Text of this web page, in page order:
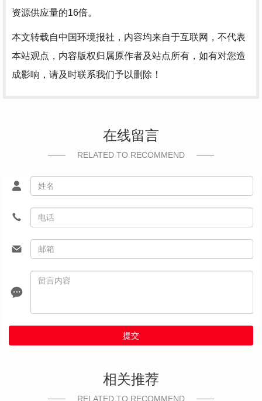
资源供应量的16倍。
本文转载自中国环境报社，内容均来自于互联网，不代表
本站观点，内容版权归属原作者及站点所有，如有对您造
成影响，请及时联系我们予以删除！
在线留言
RELATED TO RECOMMEND
提交
相关推荐
RELATED TO RECOMMEND